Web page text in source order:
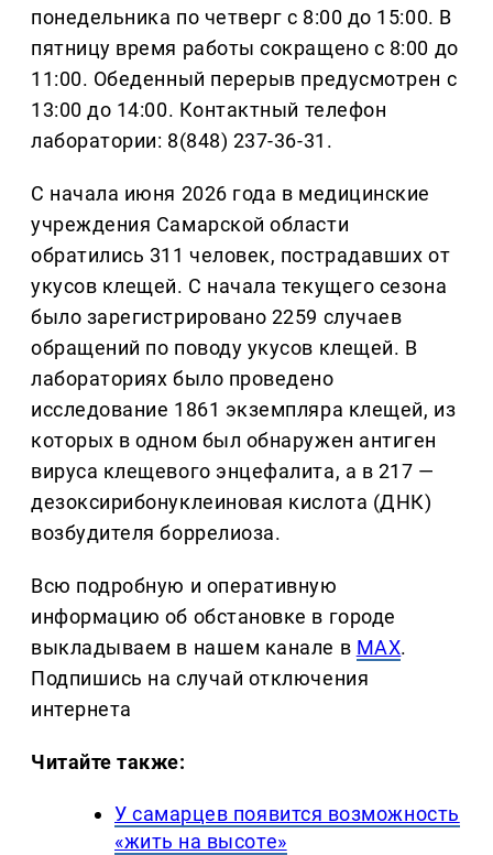
понедельника по четверг с 8:00 до 15:00. В
пятницу время работы сокращено с 8:00 до
11:00. Обеденный перерыв предусмотрен с
13:00 до 14:00. Контактный телефон
лаборатории: 8(848) 237-36-31.
С начала июня 2026 года в медицинские
учреждения Самарской области
обратились 311 человек, пострадавших от
укусов клещей. С начала текущего сезона
было зарегистрировано 2259 случаев
обращений по поводу укусов клещей. В
лабораториях было проведено
исследование 1861 экземпляра клещей, из
которых в одном был обнаружен антиген
вируса клещевого энцефалита, а в 217 —
дезоксирибонуклеиновая кислота (ДНК)
возбудителя боррелиоза.
Всю подробную и оперативную
информацию об обстановке в городе
выкладываем в нашем канале в MAX.
Подпишись на случай отключения
интернета
Читайте также:
У самарцев появится возможность
«жить на высоте»